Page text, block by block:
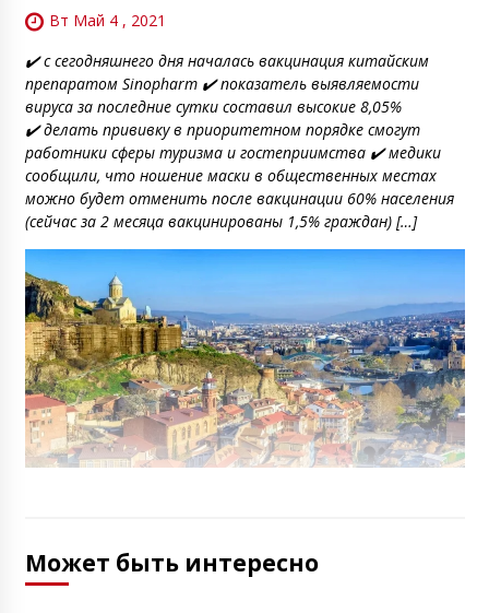
Вт Май 4 , 2021
✔️ с сегодняшнего дня началась вакцинация китайским
препаратом Sinopharm ✔️ показатель выявляемости
вируса за последние сутки составил высокие 8,05%
✔️ делать прививку в приоритетном порядке смогут
работники сферы туризма и гостеприимства ✔️ медики
сообщили, что ношение маски в общественных местах
можно будет отменить после вакцинации 60% населения
(сейчас за 2 месяца вакцинированы 1,5% граждан) […]
Может быть интересно